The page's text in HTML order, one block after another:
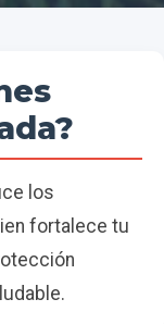
los
fortalece tu